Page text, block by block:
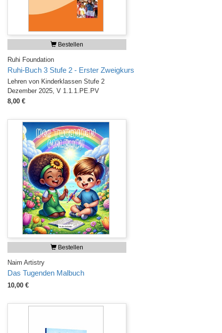
Bestellen
Ruhi Foundation
Ruhi-Buch 3 Stufe 2 - Erster Zweigkurs
Lehren von Kinderklassen Stufe 2
Dezember 2025, V 1.1.1.PE.PV
8,00 €
Bestellen
Naim Artistry
Das Tugenden Malbuch
10,00 €